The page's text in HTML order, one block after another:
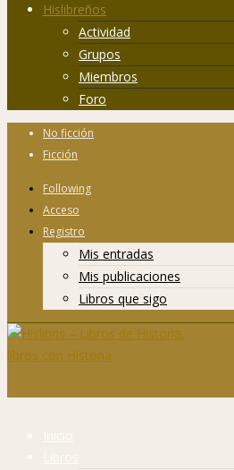
Hislibreños
Actividad
Grupos
Miembros
Foro
No ficción
Ficción
Following
Acceso
Registro
Mis entradas
Mis publicaciones
Libros que sigo
Inicio
Libros